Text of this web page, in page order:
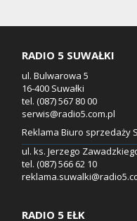
RADIO 5 SUWAŁKI
ul. Bulwarowa 5
16-400 Suwałki
tel. (087) 567 80 00
serwis@radio5.com.pl
Reklama Biuro sprzedaży
ul. ks. Jerzego
tel. (087) 566 62 10
RADIO 5 EŁK